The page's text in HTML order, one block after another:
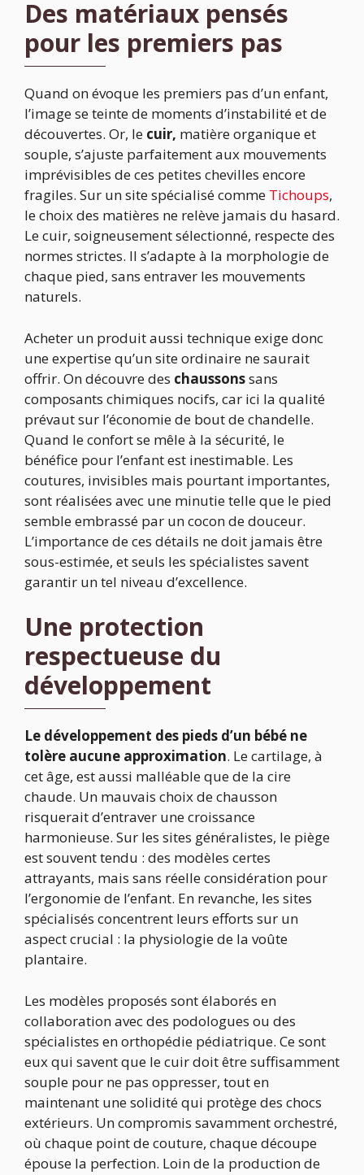
Des matériaux pensés
pour les premiers pas
Quand on évoque les premiers pas d’un enfant,
l’image se teinte de moments d’instabilité et de
découvertes. Or, le cuir, matière organique et
souple, s’ajuste parfaitement aux mouvements
imprévisibles de ces petites chevilles encore
fragiles. Sur un site spécialisé comme Tichoups,
le choix des matières ne relève jamais du hasard.
Le cuir, soigneusement sélectionné, respecte des
normes strictes. Il s’adapte à la morphologie de
chaque pied, sans entraver les mouvements
naturels.
Acheter un produit aussi technique exige donc
une expertise qu’un site ordinaire ne saurait
offrir. On découvre des chaussonssans
composants chimiques nocifs, car ici la qualité
prévaut sur l’économie de bout de chandelle.
Quand le confort se mêle à la sécurité, le
bénéfice pour l’enfant est inestimable. Les
coutures, invisibles mais pourtant importantes,
sont réalisées avec une minutie telle que le pied
semble embrassé par un cocon de douceur.
L’importance de ces détails ne doit jamais être
sous-estimée, et seuls les spécialistes savent
garantir un tel niveau d’excellence.
Une protection
respectueuse du
développement
Le développement des pieds d’un bébé ne
tolère aucune approximation. Le cartilage, à
cet âge, est aussi malléable que de la cire
chaude. Un mauvais choix de chausson
risquerait d’entraver une croissance
harmonieuse. Sur les sites généralistes, le piège
est souvent tendu : des modèles certes
attrayants, mais sans réelle considération pour
l’ergonomie de l’enfant. En revanche, les sites
spécialisés concentrent leurs efforts sur un
aspect crucial : la physiologie de la voûte
plantaire.
Les modèles proposés sont élaborés en
collaboration avec des podologues ou des
spécialistes en orthopédie pédiatrique. Ce sont
eux qui savent que le cuir doit être suffisamment
souple pour ne pas oppresser, tout en
maintenant une solidité qui protège des chocs
extérieurs. Un compromis savamment orchestré,
où chaque point de couture, chaque découpe
épouse la perfection. Loin de la production de